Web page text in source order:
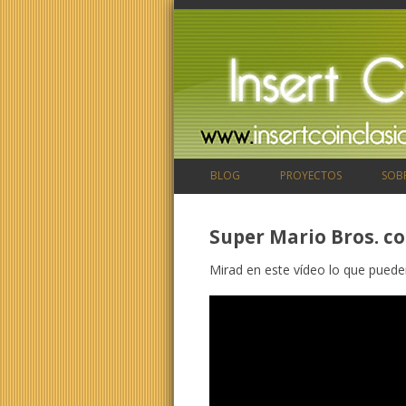
BLOG PROYECTOS
Super Mario Bros.
Mirad en este vídeo lo que